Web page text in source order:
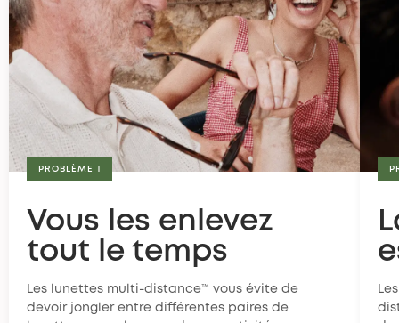
PROBLÈME 1
Vous les enlevez
tout le temps
Les lunettes multi-distance™ vous évite de
devoir jongler entre différentes paires de